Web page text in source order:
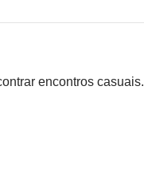
encontros